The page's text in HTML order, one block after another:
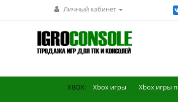
Личный кабинет
XBOX: Xbox игры Xbox игры